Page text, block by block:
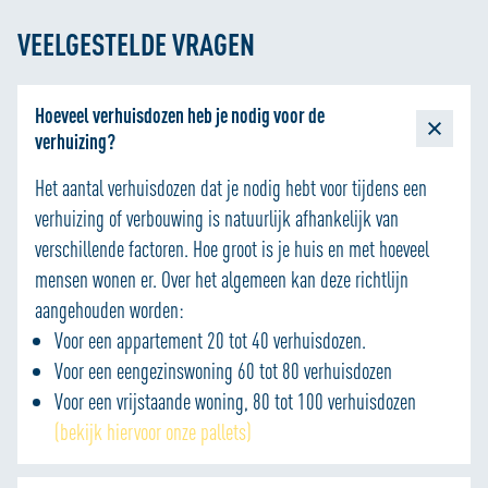
VEELGESTELDE VRAGEN
Hoeveel verhuisdozen heb je nodig voor de
verhuizing?
Het aantal verhuisdozen dat je nodig hebt voor tijdens een
verhuizing of verbouwing is natuurlijk afhankelijk van
verschillende factoren. Hoe groot is je huis en met hoeveel
mensen wonen er. Over het algemeen kan deze richtlijn
aangehouden worden:
Voor een appartement 20 tot 40 verhuisdozen.
Voor een eengezinswoning 60 tot 80 verhuisdozen
Voor een vrijstaande woning, 80 tot 100 verhuisdozen
(bekijk hiervoor onze pallets)